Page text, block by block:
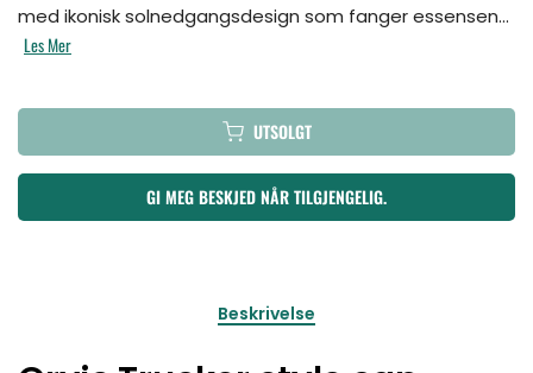
med ikonisk solnedgangsdesign som fanger essensen...
Les Mer
UTSOLGT
GI MEG BESKJED NÅR TILGJENGELIG.
Beskrivelse